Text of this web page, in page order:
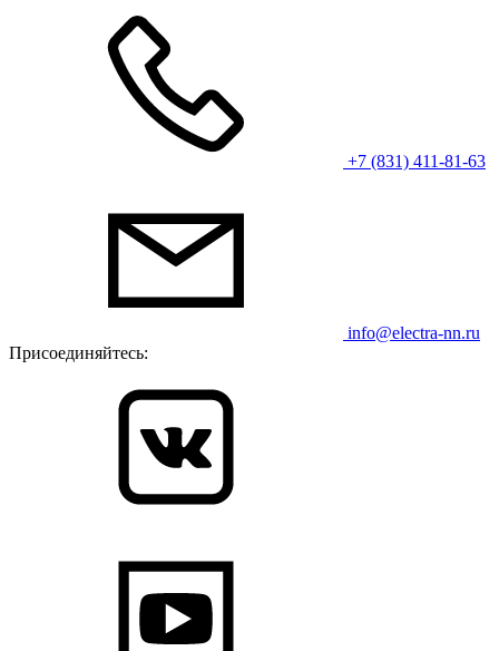
+7 (831) 411-81-63
info@electra-nn.ru
Присоединяйтесь: